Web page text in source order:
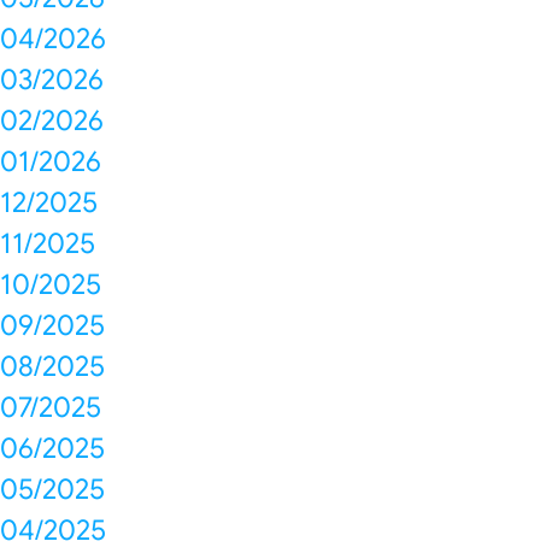
04/2026
03/2026
02/2026
01/2026
12/2025
11/2025
10/2025
09/2025
08/2025
07/2025
06/2025
05/2025
04/2025